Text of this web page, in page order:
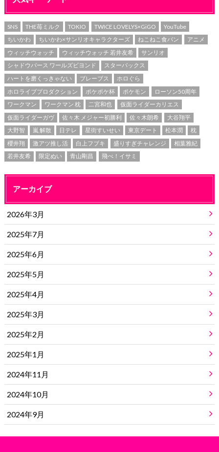
SNS THE苺ミルク TOKIO TWICE LOVELYS×GiGO
YouTube
ちいかわ
ちいかわ×サンリオキャラクターズ ねこねこ食パン
アニメ
ウィッチウォッチ
ウィッチウォッチ 若井友希
サンリオ
シャドウバース ワールズビヨンド
スターバックス
ハートを磨くっきゃない
ブレーブス
ホロぐら
ホロライブプロダクション
ポケポケ杯 ポケモン
ローソン50周年
ワークマン
ワークマン 枕 二宮和也
仮面ライダーカリエス
仮面ライダーガヴ
佐々木 メジャー初勝利 佐々木朗希
大谷翔平
大野智
嵐 解散 日テレ 星街すいせい 東京デート 松本潤
枕
櫻井翔
激アツ推し活 白上フブキ 盛りすぎチャレンジ
相葉雅紀
若井友希
限定ぬい 青山剛昌 飛べ！イサミ
アーカイブ
2026年3月
2025年7月
2025年6月
2025年5月
2025年4月
2025年3月
2025年2月
2025年1月
2024年11月
2024年10月
2024年9月